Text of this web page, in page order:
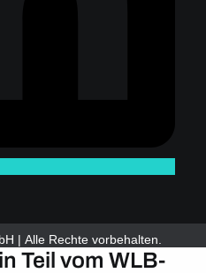
| Alle Rechte vorbehalten.
Teil vom WLB-